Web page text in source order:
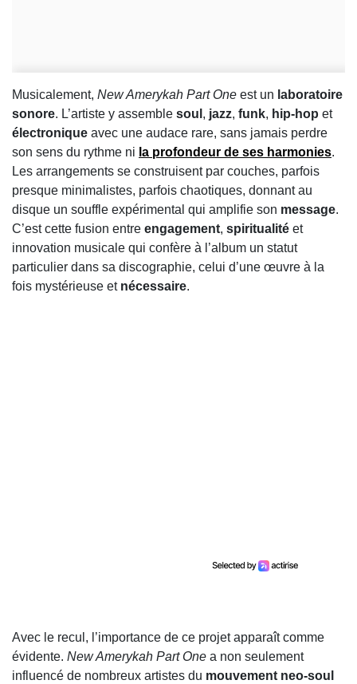
Musicalement, New Amerykah Part One est un laboratoire
sonore. L’artiste y assemble soul , jazz, funk, hip-hop et
électronique avec une audace rare, sans jamais perdre
son sens du rythme ni la profondeur de ses harmonies.
Les arrangements se construisent par couches, parfois
presque minimalistes, parfois chaotiques, donnant au
disque un souffle expérimental qui amplifie son message.
C’est cette fusion entre engagement, spiritualité et
innovation musicale qui confère à l’album un statut
particulier dans sa discographie, celui d’une œuvre à la
fois mystérieuse et nécessaire.
Avec le recul, l’importance de ce projet apparaît comme
évidente. New Amerykah Part One a non seulement
influencé de nombreux artistes du mouvement neo-soul